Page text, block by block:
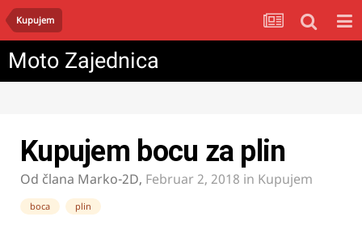
Kupujem
Moto Zajednica
Kupujem bocu za plin
Od člana Marko-2D, Februar 2, 2018 in Kupujem
boca plin